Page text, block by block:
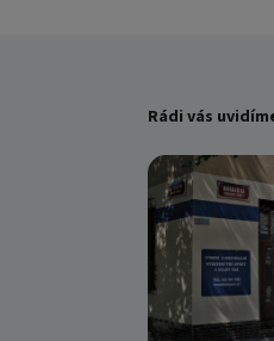
Rádi vás